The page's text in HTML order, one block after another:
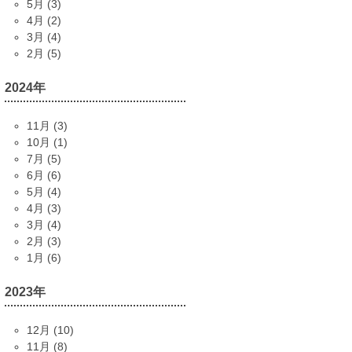
5月 (3)
4月 (2)
3月 (4)
2月 (5)
2024年
11月 (3)
10月 (1)
7月 (5)
6月 (6)
5月 (4)
4月 (3)
3月 (4)
2月 (3)
1月 (6)
2023年
12月 (10)
11月 (8)